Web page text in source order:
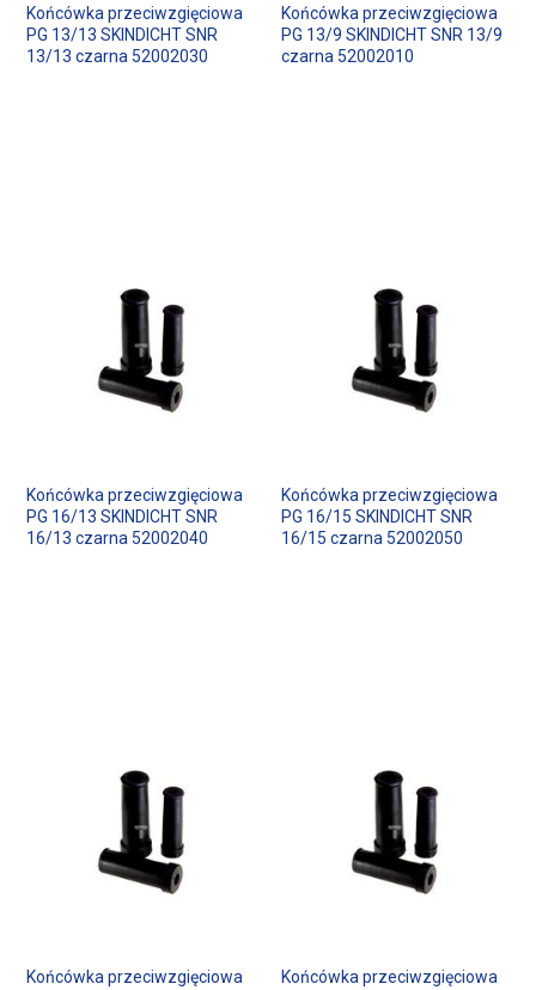
Końcówka przeciwzgięciowa
PG 13/13 SKINDICHT SNR
13/13 czarna 52002030
Końcówka przeciwzgięciowa
PG 13/9 SKINDICHT SNR 13/9
czarna 52002010
Końcówka przeciwzgięciowa
PG 16/13 SKINDICHT SNR
16/13 czarna 52002040
Końcówka przeciwzgięciowa
PG 16/15 SKINDICHT SNR
16/15 czarna 52002050
Końcówka przeciwzgięciowa
Końcówka przeciwzgięciowa